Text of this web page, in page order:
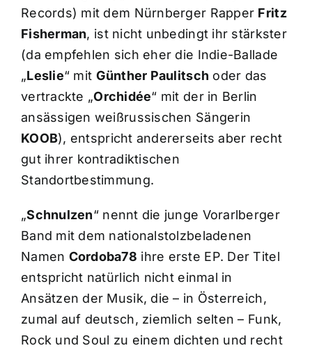
Records) mit dem Nürnberger Rapper Fritz
Fisherman, ist nicht unbedingt ihr stärkster
(da empfehlen sich eher die Indie-Ballade
„Leslie“ mit Günther Paulitsch oder das
vertrackte „Orchidée“ mit der in Berlin
ansässigen weißrussischen Sängerin
KOOB), entspricht andererseits aber recht
gut ihrer kontradiktischen
Standortbestimmung.
„Schnulzen“ nennt die junge Vorarlberger
Band mit dem nationalstolzbeladenen
Namen Cordoba78 ihre erste EP. Der Titel
entspricht natürlich nicht einmal in
Ansätzen der Musik, die – in Österreich,
zumal auf deutsch, ziemlich selten – Funk,
Rock und Soul zu einem dichten und recht